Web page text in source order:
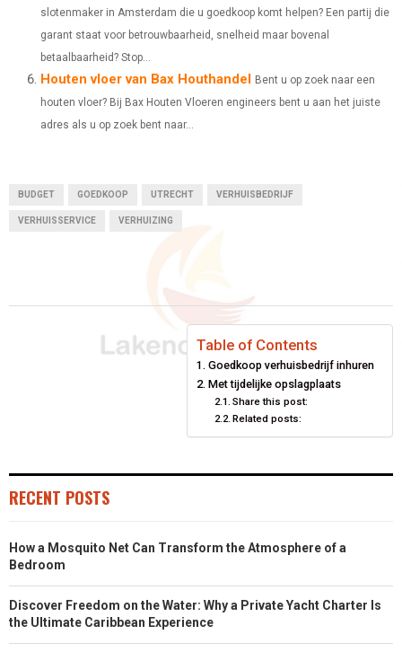
slotenmaker in Amsterdam die u goedkoop komt helpen? Een partij die
garant staat voor betrouwbaarheid, snelheid maar bovenal
betaalbaarheid? Stop...
Houten vloer van Bax Houthandel Bent u op zoek naar een
houten vloer? Bij Bax Houten Vloeren engineers bent u aan het juiste
adres als u op zoek bent naar...
BUDGET GOEDKOOP UTRECHT VERHUISBEDRIJF
VERHUISSERVICE VERHUIZING
Table of Contents
Goedkoop verhuisbedrijf inhuren
Met tijdelijke opslagplaats
Share this post:
Related posts:
RECENT POSTS
How a Mosquito Net Can Transform the Atmosphere of a
Bedroom
Discover Freedom on the Water: Why a Private Yacht Charter Is
the Ultimate Caribbean Experience